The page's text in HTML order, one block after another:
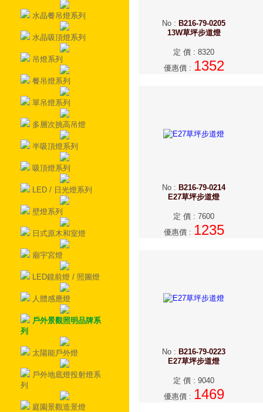
水晶餐吊燈系列
水晶吸頂燈系列
吊燈系列
餐吊燈系列
單吊燈系列
多層次挑高吊燈
半吸頂燈系列
吸頂燈系列
LED / 日光燈系列
壁燈系列
日式原木和室燈
廟宇宮燈
LED鏡前燈 / 照圖燈
人體感應燈
戶外景觀照明品牌系
列
太陽能戶外燈
戶外地底燈投射燈系
列
庭園景觀造景燈
No : B216-79-0205
13W草坪步道燈
定 價 : 8320
優惠價: 1352
No : B216-79-0214
E27草坪步道燈
定 價 : 7600
優惠價: 1235
No : B216-79-0223
E27草坪步道燈
定 價 : 9040
優惠價: 1469